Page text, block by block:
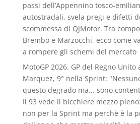
passi dell’Appennino tosco-
autostradali, svela pregi e difetti
scommessa di QJMotor. Tra
Brembo e Marzocchi, ecco come
a rompere gli schemi del mercato
MotoGP 2026. GP del Regno
Marquez, 9° nella Sprint:
questo degrado ma... sono
Il 93 vede il bicchiere mezzo
non per la Sprint ma perchè è la